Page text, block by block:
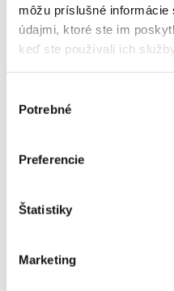
môžu príslušné
údajmi, ktoré ste im
keď ste používali ich
súhlasu
Potrebné
Preferencie
Štatistiky
Marketing
Rozprašovač 1,2l
Produkty
Rozprašovač 1,2l
Ručný postrekovač je
predovšetkým pestovateľom
terasy či drobné záhradky.
Katalógové číslo: